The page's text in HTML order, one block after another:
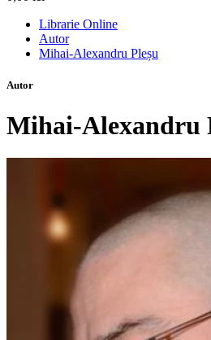
Librarie Online
Autor
Mihai-Alexandru Pleșu
Autor
Mihai-Alexandru